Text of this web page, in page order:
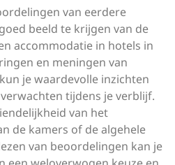
van eerdere
beeld te krijgen van de
accommodatie in hotels in
en meningen van
je waardevolle inzichten
tijdens je verblijf.
van het
de kamers of de algehele
van beoordelingen kan je